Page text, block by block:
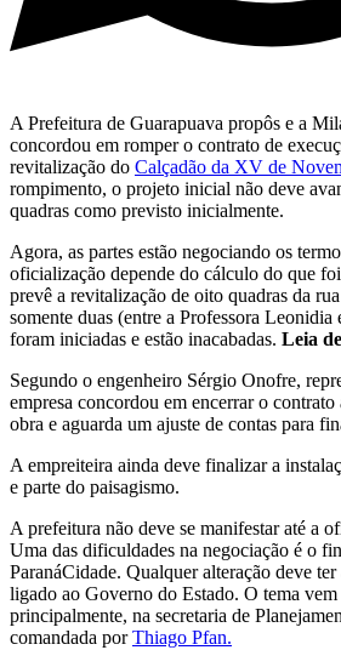
A Prefeitura de Guarapuava propôs e a
concordou em romper o contrato de
revitalização do Calçadão da XV de
rompimento, o projeto inicial não deve
quadras como previsto inicialmente.
Agora, as partes estão negociando os
oficialização depende do cálculo do que
prevê a revitalização de oito quadras da
somente duas (entre a Professora
foram iniciadas e estão inacabadas. Leia
Segundo o engenheiro Sérgio Onofre,
empresa concordou em encerrar o
obra e aguarda um ajuste de contas para
A empreiteira ainda deve finalizar a
e parte do paisagismo.
A prefeitura não deve se manifestar até a
Uma das dificuldades na negociação é o
ParanáCidade. Qualquer alteração deve
ligado ao Governo do Estado. O tema vem
principalmente, na secretaria de
comandada porThiago Pfan.